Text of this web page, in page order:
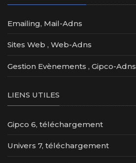
Emailing, Mail-Adns
Sites Web , Web-Adns
Gestion Evènements , Gipco-Adns
LIENS UTILES
Gipco 6, téléchargement
Univers 7, téléchargement